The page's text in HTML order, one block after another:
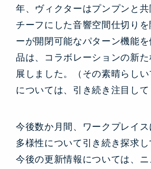
年、ヴィクターはプンプンと
チーフにした音響空間仕切り
ーが開閉可能なパターン機能
品は、コラボレーションの新
展しました。（その素晴らし
については、引き続き注目して
今後数か月間、ワークプレイ
多様性について引き続き探求し
今後の更新情報については、